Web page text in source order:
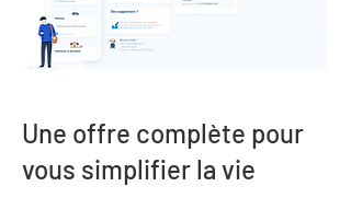
Une offre complète pour
vous simplifier la vie